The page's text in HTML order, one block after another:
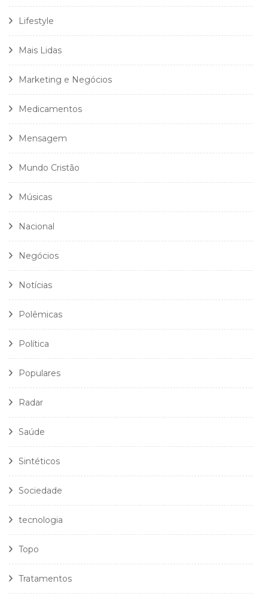
Lifestyle
Mais Lidas
Marketing e Negócios
Medicamentos
Mensagem
Mundo Cristão
Músicas
Nacional
Negócios
Notícias
Polêmicas
Política
Populares
Radar
Saúde
Sintéticos
Sociedade
tecnologia
Topo
Tratamentos